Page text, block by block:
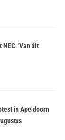
'Van dit
in Apeldoorn